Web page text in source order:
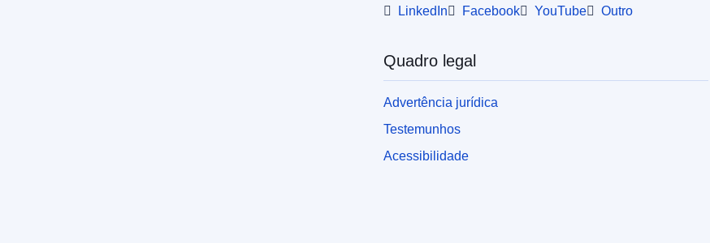
LinkedIn Facebook YouTube Outro
Quadro legal
Advertência jurídica
Testemunhos
Acessibilidade